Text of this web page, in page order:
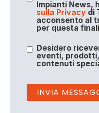
Impianti News,
sulla Privacydi
acconsento al
per questa
Desidero
eventi,
contenuti